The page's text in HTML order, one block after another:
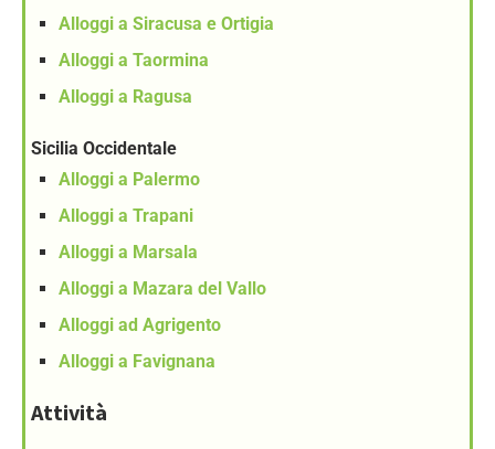
Alloggi a Siracusa e Ortigia
Alloggi a Taormina
Alloggi a Ragusa
Sicilia Occidentale
Alloggi a Palermo
Alloggi a Trapani
Alloggi a Marsala
Alloggi a Mazara del Vallo
Alloggi ad Agrigento
Alloggi a Favignana
Attività